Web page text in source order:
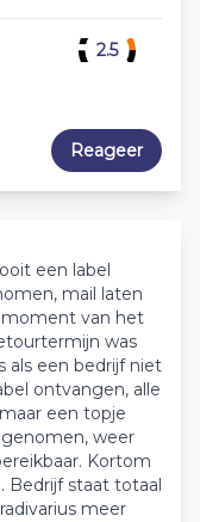
2.5
Reageer
een label
mail laten
moment van het
was
als een bedrijf niet
ontvangen, alle
een topje
weer
Kortom
Bedrijf staat totaal
meer